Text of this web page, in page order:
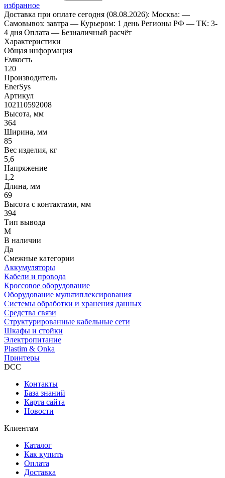
избранное
Доставка при оплате сегодня (08.08.2026): Москва: —
Самовывоз: завтра — Курьером: 1 день Регионы РФ — ТК: 3-
4 дня Оплата — Безналичный расчёт
Характеристики
Общая информация
Емкость
120
Производитель
EnerSys
Артикул
102110592008
Высота, мм
364
Ширина, мм
85
Вес изделия, кг
5,6
Напряжение
1,2
Длина, мм
69
Высота с контактами, мм
394
Тип вывода
M
В наличии
Да
Смежные категории
Аккумуляторы
Кабели и провода
Кроссовое оборудование
Оборудование мультиплексирования
Системы обработки и хранения данных
Средства связи
Структурированные кабельные сети
Шкафы и стойки
Электропитание
Plastim & Onka
Принтеры
DCC
Контакты
База знаний
Карта сайта
Новости
Клиентам
Каталог
Как купить
Оплата
Доставка